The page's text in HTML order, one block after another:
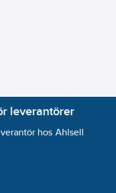
leverantörer
hos Ahlsell